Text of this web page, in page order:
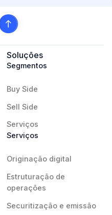
Soluções
Segmentos
Buy Side
Sell Side
Serviços
Serviços
Originação digital
Estruturação de
operações
Securitização e emissão